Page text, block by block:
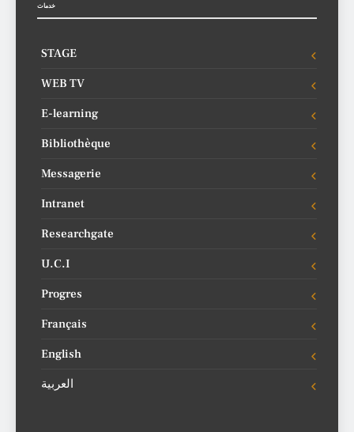
خدمات
STAGE
WEB TV
E-learning
Bibliothèque
Messagerie
Intranet
Researchgate
U.C.I
Progres
Français
English
العربية